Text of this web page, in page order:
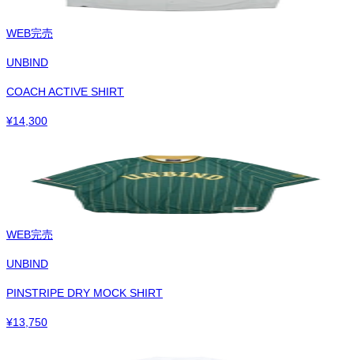
WEB完売
UNBIND
COACH ACTIVE SHIRT
¥14,300
WEB完売
UNBIND
PINSTRIPE DRY MOCK SHIRT
¥13,750